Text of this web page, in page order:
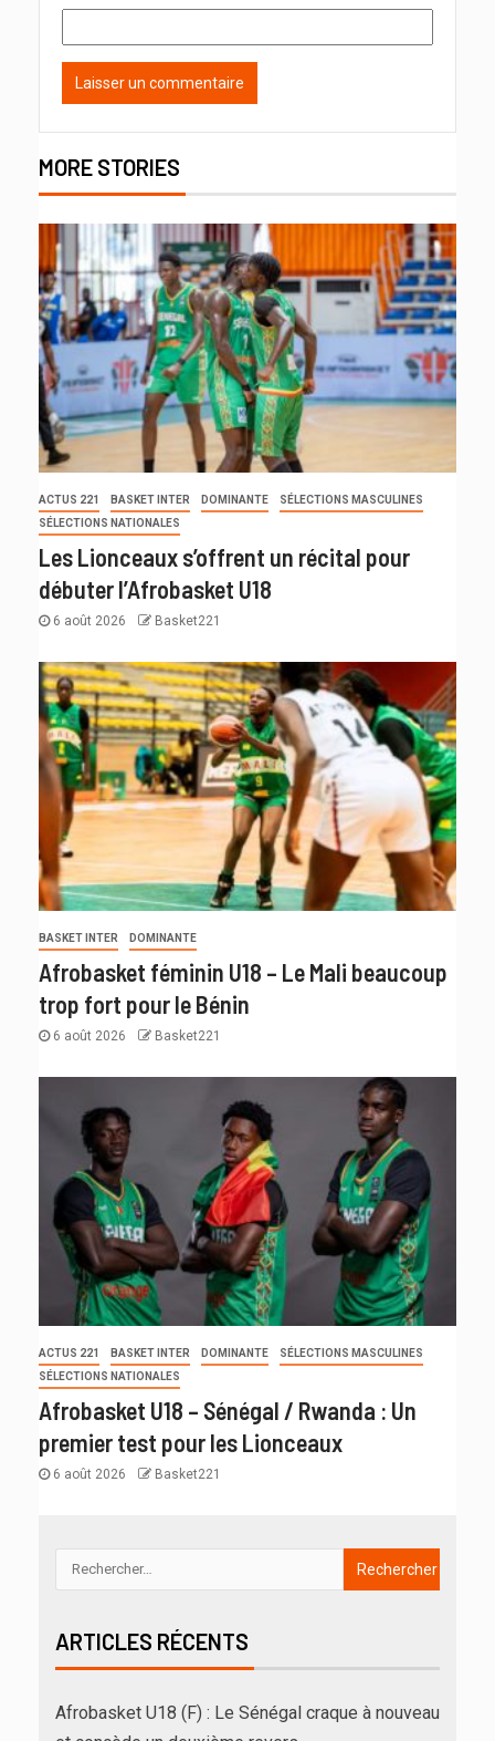
MORE STORIES
ACTUS 221 BASKET INTER DOMINANTE
SÉLECTIONS MASCULINES
SÉLECTIONS NATIONALES
Les Lionceaux s’offrent un récital pour
débuter l’Afrobasket U18
6 août 2026 Basket221
BASKET INTER DOMINANTE
Afrobasket féminin U18 – Le Mali beaucoup
trop fort pour le Bénin
6 août 2026 Basket221
ACTUS 221 BASKET INTER DOMINANTE
SÉLECTIONS MASCULINES
SÉLECTIONS NATIONALES
Afrobasket U18 – Sénégal / Rwanda : Un
premier test pour les Lionceaux
6 août 2026 Basket221
ARTICLES RÉCENTS
Afrobasket U18 (F) : Le Sénégal craque à nouveau